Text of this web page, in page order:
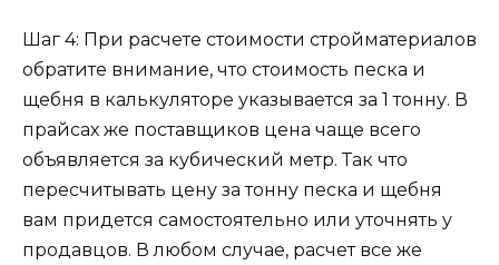
Шаг 4: При расчете стоимости стройматериалов
обратите внимание, что стоимость песка и
щебня в калькуляторе указывается за 1 тонну. В
прайсах же поставщиков цена чаще всего
объявляется за кубический метр. Так что
пересчитывать цену за тонну песка и щебня
вам придется самостоятельно или уточнять у
продавцов. В любом случае, расчет все же